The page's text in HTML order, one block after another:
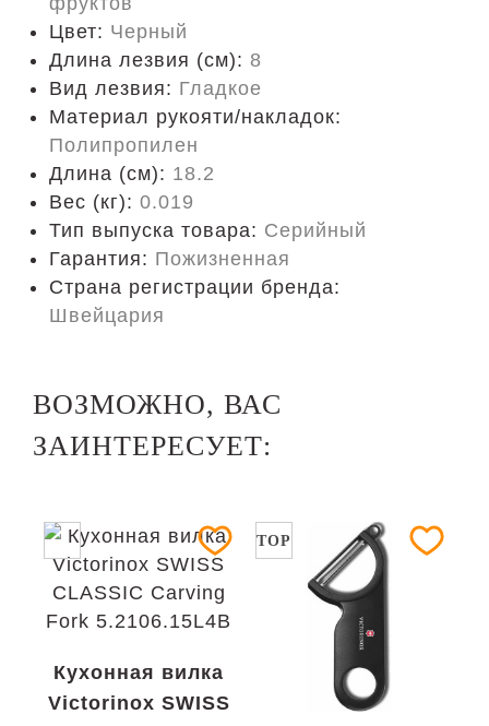
Цвет: Черный
Длина лезвия (см): 8
Вид лезвия: Гладкое
Материал рукояти/накладок:
Полипропилен
Длина (cм): 18.2
Вес (кг): 0.019
Тип выпуска товара: Серийный
Гарантия: Пожизненная
Страна регистрации бренда:
Швейцария
ВОЗМОЖНО, ВАС
ЗАИНТЕРЕСУЕТ:
Кухонная вилка
Victorinox SWISS
TOP